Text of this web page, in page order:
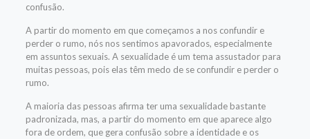
confusão.
A partir do momento em que começamos a nos confundir e
perder o rumo, nós nos sentimos apavorados, especialmente
em assuntos sexuais. A sexualidade é um tema assustador para
muitas pessoas, pois elas têm medo de se confundir e perder o
rumo.
A maioria das pessoas afirma ter uma sexualidade bastante
padronizada, mas, a partir do momento em que aparece algo
fora de ordem, que gera confusão sobre a identidade e os